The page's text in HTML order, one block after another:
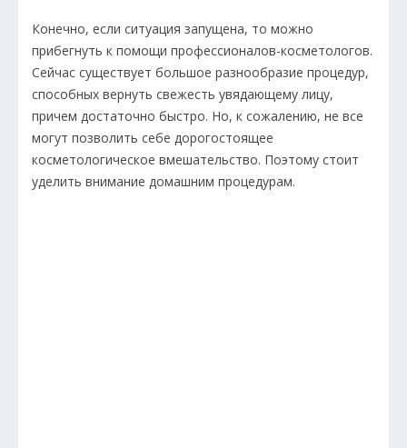
Конечно, если ситуация запущена, то можно
прибегнуть к помощи профессионалов-косметологов.
Сейчас существует большое разнообразие процедур,
способных вернуть свежесть увядающему лицу,
причем достаточно быстро. Но, к сожалению, не все
могут позволить себе дорогостоящее
косметологическое вмешательство. Поэтому стоит
уделить внимание домашним процедурам.